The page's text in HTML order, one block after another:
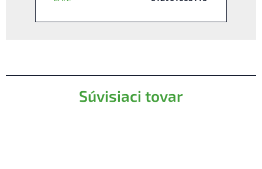
Súvisiaci tovar